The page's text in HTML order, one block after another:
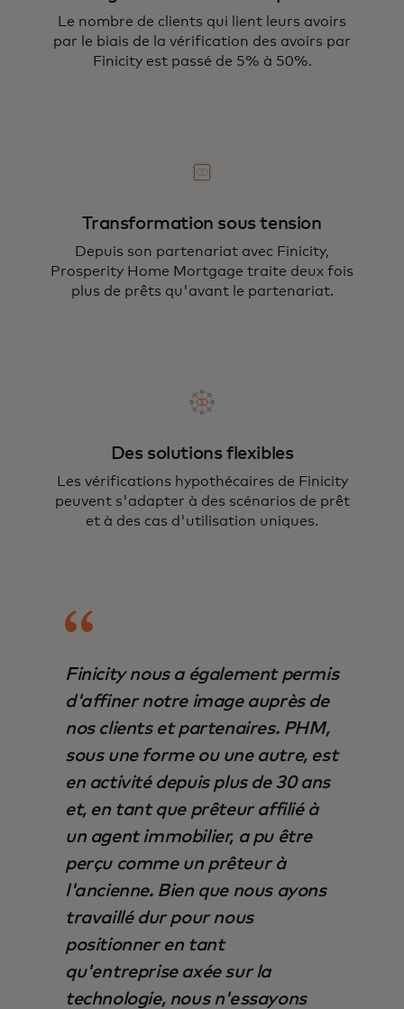
Le nombre de clients qui lient leurs avoirs
par le biais de la vérification des avoirs par
Finicity est passé de 5% à 50%.
Transformation sous tension
Depuis son partenariat avec Finicity,
Prosperity Home Mortgage traite deux fois
plus de prêts qu'avant le partenariat.
Des solutions flexibles
Les vérifications hypothécaires de Finicity
peuvent s'adapter à des scénarios de prêt
et à des cas d'utilisation uniques.
Finicity nous a également permis
d'affiner notre image auprès de
nos clients et partenaires. PHM,
sous une forme ou une autre, est
en activité depuis plus de 30 ans
et, en tant que prêteur affilié à
un agent immobilier, a pu être
perçu comme un prêteur à
l'ancienne. Bien que nous ayons
travaillé dur pour nous
positionner en tant
qu'entreprise axée sur la
technologie, nous n'essayons